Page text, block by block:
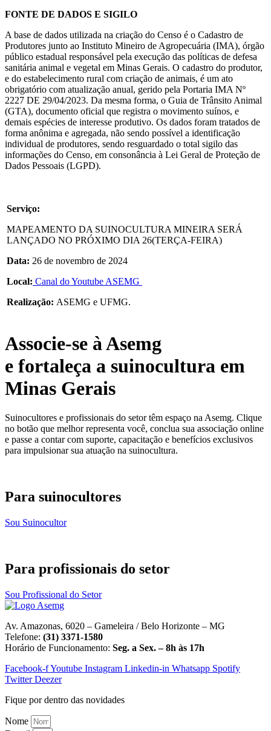
FONTE DE DADOS E SIGILO
A base de dados utilizada na criação do Censo é o Cadastro de
Produtores junto ao Instituto Mineiro de Agropecuária (IMA), órgão
público estadual responsável pela execução das políticas de defesa
sanitária animal e vegetal em Minas Gerais. O cadastro do produtor,
e do estabelecimento rural com criação de animais, é um ato
obrigatório com atualização anual, gerido pela Portaria IMA Nº
2227 DE 29/04/2023. Da mesma forma, o Guia de Trânsito Animal
(GTA), documento oficial que registra o movimento suínos, e
demais espécies de interesse produtivo. Os dados foram tratados de
forma anônima e agregada, não sendo possível a identificação
individual de produtores, sendo resguardado o total sigilo das
informações do Censo, em consonância à Lei Geral de Proteção de
Dados Pessoais (LGPD).
Serviço:
MAPEAMENTO DA SUINOCULTURA MINEIRA SERÁ
LANÇADO NO PRÓXIMO DIA 26(TERÇA-FEIRA)
Data: 26 de novembro de 2024
Local: Canal do Youtube ASEMG
Realização: ASEMG e UFMG.
Associe-se à Asemg
e fortaleça a suinocultura em
Minas Gerais
Suinocultores e profissionais do setor têm espaço na Asemg. Clique
no botão que melhor representa você, conclua sua associação online
e passe a contar com suporte, capacitação e benefícios exclusivos
para impulsionar sua atuação na suinocultura.
Para suinocultores
Sou Suinocultor
Para profissionais do setor
Sou Profissional do Setor
Av. Amazonas, 6020 – Gameleira / Belo Horizonte – MG
Telefone: (31) 3371-1580
Horário de Funcionamento: Seg. a Sex. – 8h às 17h
Facebook-fYoutube Instagram Linkedin-in Whatsapp Spotify
Twitter Deezer
Fique por dentro das novidades
Nome